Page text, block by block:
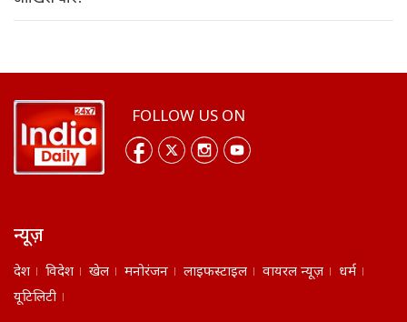
FOLLOW US ON
न्यूज़
देश विदेश खेल मनोरंजन लाइफस्टाइल वायरल न्यूज़
धर्म
यूटिलिटी